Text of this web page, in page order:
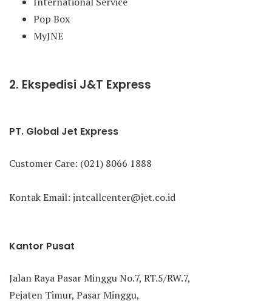
Pop Box
MyJNE
2. Ekspedisi J&T Express
PT. Global Jet Express
Customer Care: (021) 8066 1888
Kontak Email: jntcallcenter@jet.co.id
Kantor Pusat
Jalan Raya Pasar Minggu No.7, RT.5/RW.7,
Pejaten Timur, Pasar Minggu,